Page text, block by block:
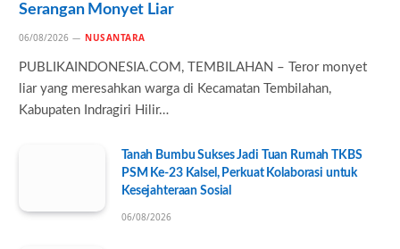
Serangan Monyet Liar
06/08/2026 NUSANTARA
PUBLIKAINDONESIA.COM, TEMBILAHAN – Teror monyet
liar yang meresahkan warga di Kecamatan Tembilahan,
Kabupaten Indragiri Hilir…
Tanah Bumbu Sukses Jadi Tuan Rumah TKBS
PSM Ke-23 Kalsel, Perkuat Kolaborasi untuk
Kesejahteraan Sosial
06/08/2026